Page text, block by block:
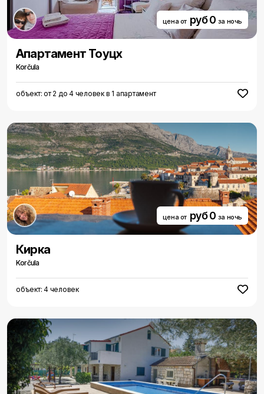
цена от руб 0 за ночь
Aпартамент Тоуцх
Korčula
объект: от 2 до 4 человек в 1 апартамент
цена от руб 0 за ночь
Кирка
Korčula
объект: 4 человек